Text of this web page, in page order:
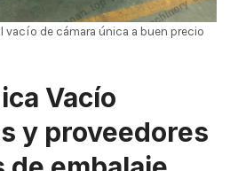
vacío de cámara única a buen precio
Vacío
y proveedores